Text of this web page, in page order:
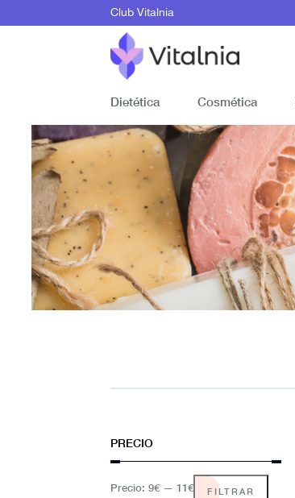
Club Vitalnia
Dietética Cosmética
PRECIO
FILTRAR
Precio: 9€ — 11€